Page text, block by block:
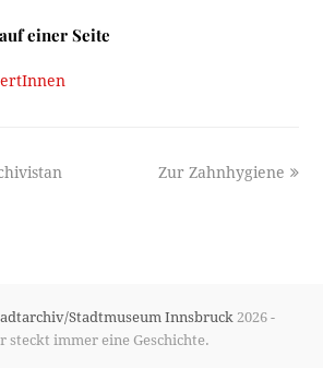
einer Seite
next
Zur Zahnhygiene
Stadtmuseum Innsbruck 2026 -
steckt immer eine Geschichte.